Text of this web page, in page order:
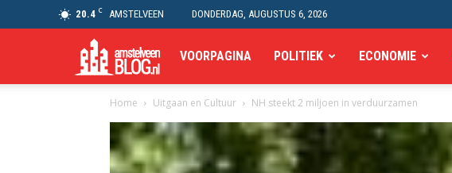
20.4 C AMSTELVEEN DONDERDAG, AUGUSTUS 6, 2026
Amstelveen
Blog
VOORPAGINA POLITIEK ECONOMIE
Home Uitgaan en Cultuur NH steekt 2 miljoen in verduurzamen